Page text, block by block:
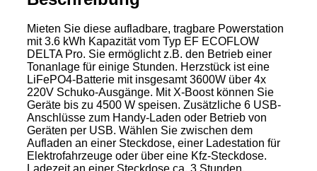
Mieten Sie diese aufladbare, tragbare Powerstation
mit 3.6 kWh Kapazität vom Typ EF ECOFLOW
DELTA Pro. Sie ermöglicht z.B. den Betrieb einer
Tonanlage für einige Stunden. Herzstück ist eine
LiFePO4-Batterie mit insgesamt 3600W über 4x
220V Schuko-Ausgänge. Mit X-Boost können Sie
Geräte bis zu 4500 W speisen. Zusätzliche 6 USB-
Anschlüsse zum Handy-Laden oder Betrieb von
Geräten per USB. Wählen Sie zwischen dem
Aufladen an einer Steckdose, einer Ladestation für
Elektrofahrzeuge oder über eine Kfz-Steckdose.